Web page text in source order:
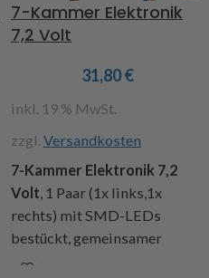
7-Kammer Elektronik
7,2 Volt
31,80€
inkl. 19 % MwSt.
zzgl. Versandkosten
7-Kammer Elektronik 7,2
Volt , 1 Paar (1x links,1x
rechts) mit SMD-LEDs
bestückt, gemeinsamer
Pluspol, 4 Lichtfunktionen :